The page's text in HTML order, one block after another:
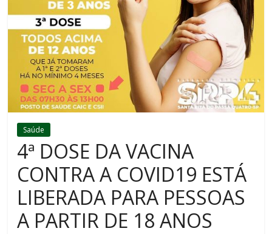
Saúde
4ª DOSE DA VACINA
CONTRA A COVID19 ESTÁ
LIBERADA PARA PESSOAS
A PARTIR DE 18 ANOS